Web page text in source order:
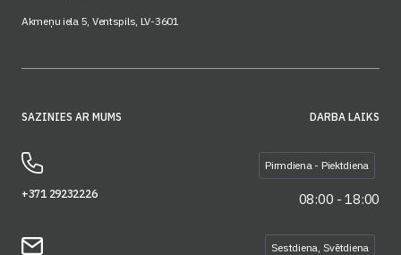
Akmeņu iela 5, Ventspils, LV-3601
SAZINIES AR MUMS
+371 29232226
DARBA LAIKS
Pirmdiena - Piektdiena
08:00 - 18:00
Sestdiena, Svētdiena